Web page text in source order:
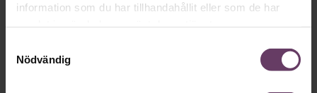
information som du har tillhandahållit eller som de har
Nödvändig
Publicerad2026-08-07